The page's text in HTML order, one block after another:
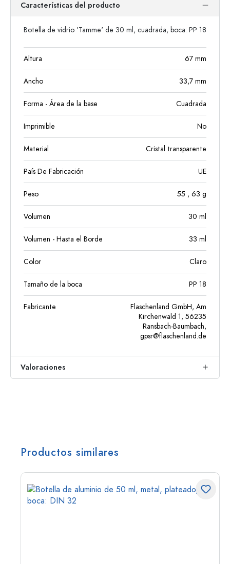
Características del producto
Botella de vidrio 'Tamme' de 30 ml, cuadrada, boca: PP 18
Altura 67 mm
Ancho 33,7 mm
Forma - Área de la base Cuadrada
Imprimible No
Material Cristal transparente
País De Fabricación UE
Peso 55 , 63 g
Volumen 30 ml
Volumen - Hasta el Borde 33 ml
Color Claro
Tamaño de la boca PP 18
Fabricante
Flaschenland GmbH, Am
Kirchenwald 1, 56235
Ransbach-Baumbach,
gpsr@flaschenland.de
Valoraciones
Productos similares